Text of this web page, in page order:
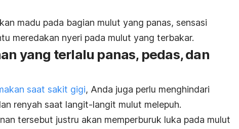
madu pada bagian mulut yang panas, sensasi
meredakan nyeri pada mulut yang terbakar.
yang terlalu panas, pedas, dan
saat sakit gigi, Anda juga perlu menghindari
renyah saat langit-langit mulut melepuh.
tersebut justru akan memperburuk luka pada mulut